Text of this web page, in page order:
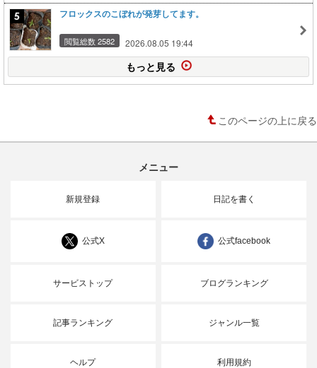
フロックスのこぼれが発芽してます。
閲覧総数 2582 2026.08.05 19:44
もっと見る
このページの上に戻る
メニュー
新規登録 日記を書く
公式X 公式facebook
サービストップ ブログランキング
記事ランキング ジャンル一覧
ヘルプ 利用規約